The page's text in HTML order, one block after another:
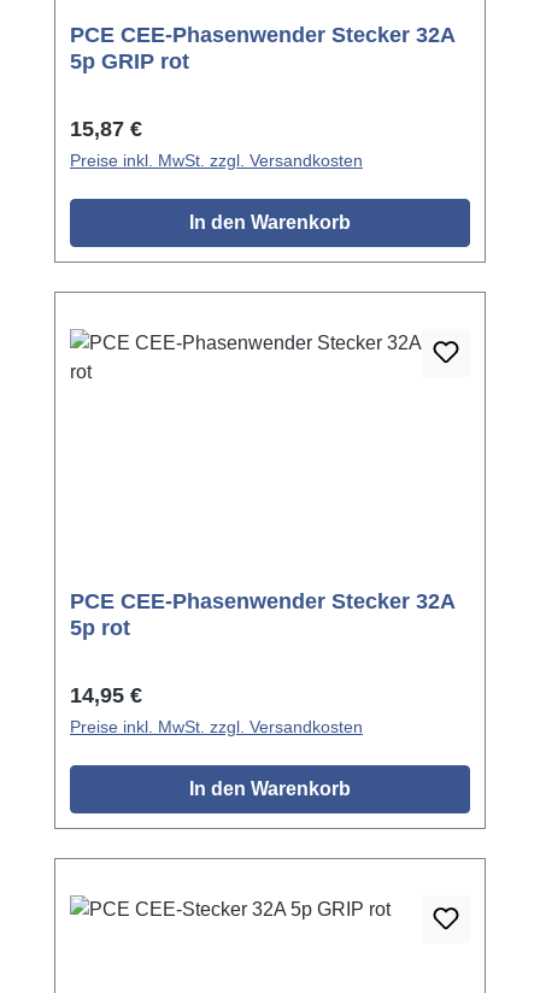
PCE CEE-Phasenwender Stecker 32A
5p GRIP rot
Regulärer Preis:
15,87 €
Preise inkl. MwSt. zzgl. Versandkosten
In den Warenkorb
PCE CEE-Phasenwender Stecker 32A
5p rot
Regulärer Preis:
14,95 €
Preise inkl. MwSt. zzgl. Versandkosten
In den Warenkorb